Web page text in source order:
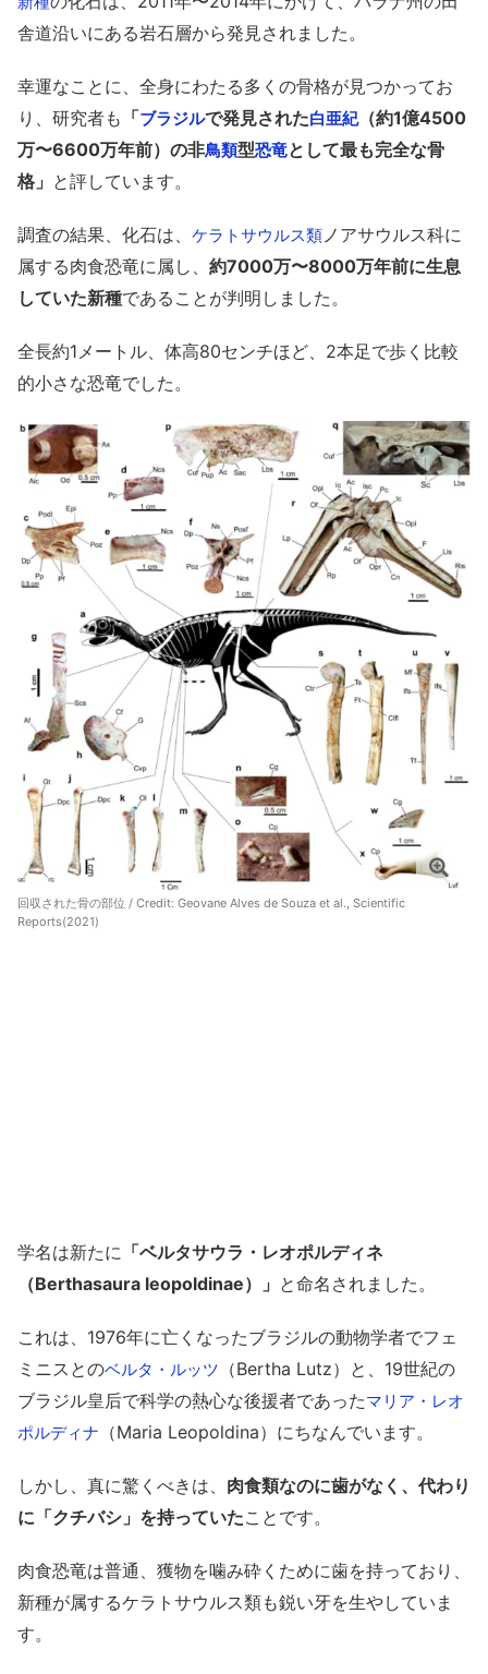
舎道沿いにある岩石層から発見されました。
幸運なことに、全身にわたる多くの骨格が見つかってお
り、研究者も 「ブラジルで発見された白亜紀（約1億4500
万〜6600万年前）の非鳥類型恐竜として最も完全な骨
格」 と評しています。
調査の結果、化石は、 ケラトサウルス類ノアサウルス科に
属する肉食恐竜に属し、 約7000万〜8000万年前に生息
していた新種であることが判明しました。
全長約1メートル、体高80センチほど、2本足で歩く比較
的小さな恐竜でした。
回収された骨の部位 / Credit: Geovane Alves de Souza et al., Scientific
Reports(2021)
学名は新たに 「ベルタサウラ・レオポルディネ
（Berthasaura leopoldinae）」 と命名されました。
これは、1976年に亡くなったブラジルの動物学者でフェ
ミニスとのベルタ・ルッツ （Bertha Lutz）と、19世紀の
ブラジル皇后で科学の熱心な後援者であったマリア・レオ
ポルディナ （Maria Leopoldina）にちなんでいます。
しかし、真に驚くべきは、 肉食類なのに歯がなく、代わり
に「クチバシ」を持っていたことです。
肉食恐竜は普通、獲物を噛み砕くために歯を持っており、
新種が属するケラトサウルス類も鋭い牙を生やしていま
す。